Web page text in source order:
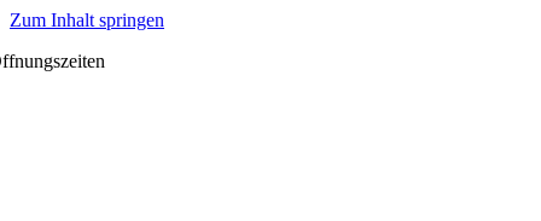
Zum Inhalt springen